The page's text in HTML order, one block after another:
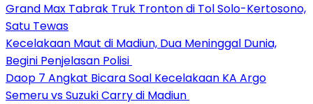
Grand Max Tabrak Truk Tronton di Tol Solo-Kertosono,
Satu Tewas
Kecelakaan Maut di Madiun, Dua Meninggal Dunia,
Begini Penjelasan Polisi
Daop 7 Angkat Bicara Soal Kecelakaan KA Argo
Semeru vs Suzuki Carry di Madiun